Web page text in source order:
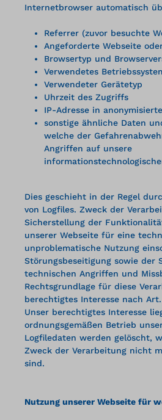
Internetbrowser automatisch
Referrer (zuvor besuchte
Angeforderte Webseite
Browsertyp und
Verwendetes
Verwendeter Gerätetyp
Uhrzeit des Zugriffs
IP-Adresse in
sonstige ähnliche Daten
welche der
Angriffen auf unsere
Dies geschieht in der Regel
von Logfiles. Zweck der
Sicherstellung der
unserer Webseite für eine
unproblematische Nutzung
Störungsbeseitigung sowie der
technischen Angriffen und
Rechtsgrundlage für diese
berechtigtes Interesse nach Art.
Unser berechtigtes Interesse
ordnungsgemäßen Betrieb
Logfiledaten werden gelöscht,
Zweck der Verarbeitung nicht
sind.
Nutzung unserer Webseite für